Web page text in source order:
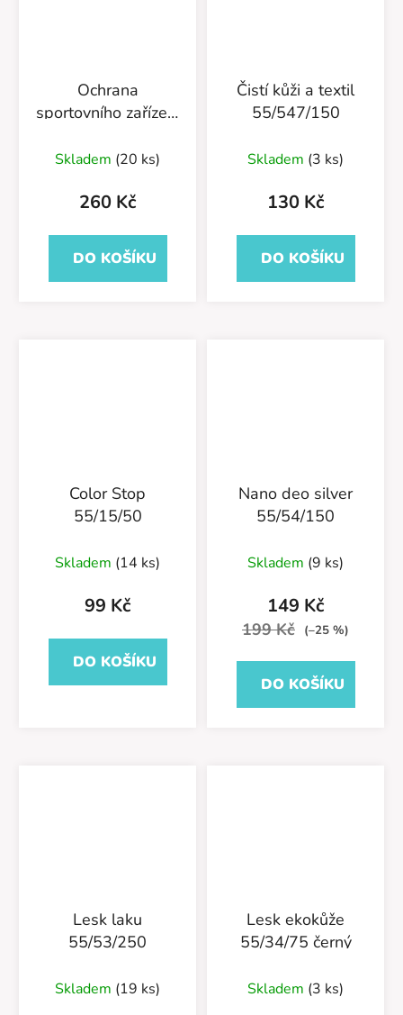
Ochrana
sportovního zařízení
55/581/400
Skladem (20 ks)
260 Kč
DO KOŠÍKU
Čistí kůži a textil
55/547/150
Skladem (3 ks)
130 Kč
DO KOŠÍKU
Color Stop
55/15/50
Skladem (14 ks)
99 Kč
DO KOŠÍKU
Nano deo silver
55/54/150
Skladem (9 ks)
149 Kč
199 Kč (–25 %)
DO KOŠÍKU
Lesk laku
55/53/250
Skladem (19 ks)
Lesk ekokůže
55/34/75 černý
Skladem (3 ks)